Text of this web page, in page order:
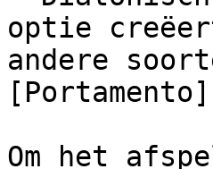
optie
andere
Om het